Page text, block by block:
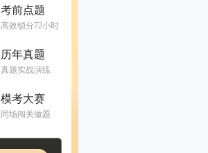
考前点题
高效锁分72小时
历年真题
真题实战演练
模考大赛
同场闯关做题